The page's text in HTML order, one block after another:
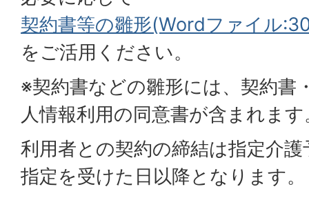
契約書等の雛形(Wordファイル
をご活用ください。
※契約書などの雛形には、契約書
人情報利用の同意書が含まれます
利用者との契約の締結は指定介
指定を受けた日以降となります。